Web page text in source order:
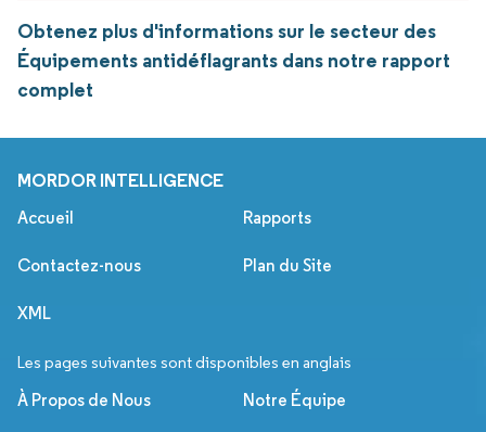
Obtenez plus d'informations sur le secteur des
Équipements antidéflagrants dans notre rapport
complet
MORDOR INTELLIGENCE
Accueil Rapports
Contactez-nous Plan du Site
XML
Les pages suivantes sont disponibles en anglais
À Propos de Nous Notre Équipe